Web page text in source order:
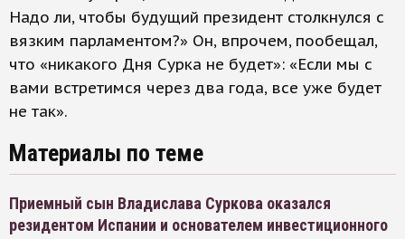
Надо ли, чтобы будущий президент столкнулся с
вязким парламентом?» Он, впрочем, пообещал,
что «никакого Дня Сурка не будет»: «Если мы с
вами встретимся через два года, все уже будет
не так».
Материалы по теме
Приемный сын Владислава Суркова оказался
резидентом Испании и основателем инвестиционного